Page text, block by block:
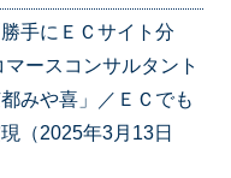
手にＥＣサイト分
ースコンサルタント
みや喜」／ＥＣでも
（2025年3月13日